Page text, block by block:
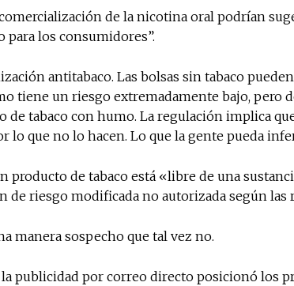
de la nicotina oral podrían
para los consumidores”.
antitabaco. Las bolsas sin tabaco
tiene un riesgo extremadamente bajo, pero
de tabaco con humo. La regulación implica
lo que no lo hacen. Lo que la gente pueda
producto de tabaco está «libre de una
riesgo modificada no autorizada según las
manera sospecho que tal vez no.
publicidad por correo directo posicionó los